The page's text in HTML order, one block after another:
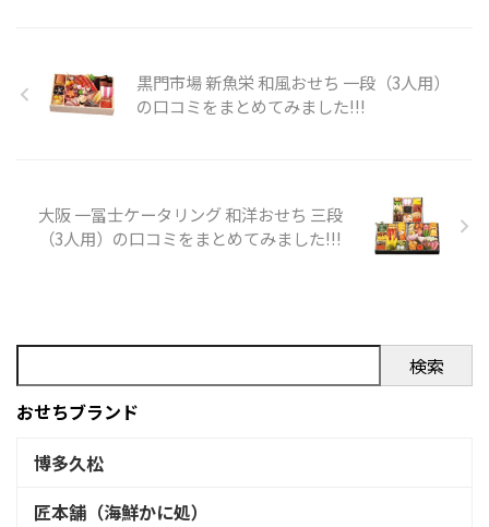
シックス 高砂×慶華（和洋中
おせち）を購入の際の参考に
是非どうぞ!!! オイシックス 高
ち）の悪い口コミ オイシック
ス 高砂×慶華（和洋中おせ
ち）の良い口コミ オイシック
ューで薄味で甘す ...
黒門市場 新魚栄 和風おせち 一段（3人用）
の口コミをまとめてみました!!!
大阪 一冨士ケータリング 和洋おせち 三段
（3人用）の口コミをまとめてみました!!!
検索
おせちブランド
博多久松
匠本舗（海鮮かに処）